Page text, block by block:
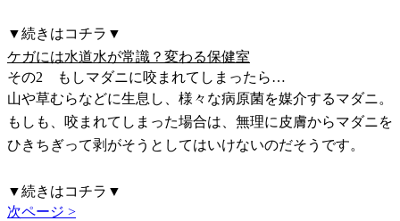
▼続きはコチラ▼
ケガには水道水が常識？変わる保健室
その2 もしマダニに咬まれてしまったら…
山や草むらなどに生息し、様々な病原菌を媒介するマダニ。
もしも、咬まれてしまった場合は、無理に皮膚からマダニを
ひきちぎって剥がそうとしてはいけないのだそうです。
▼続きはコチラ▼
次ページ >